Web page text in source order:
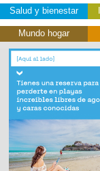
Salud y bienestar
Mundo hogar